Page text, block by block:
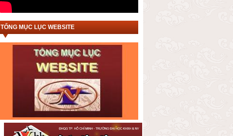
TỔNG MỤC LỤC WEBSITE